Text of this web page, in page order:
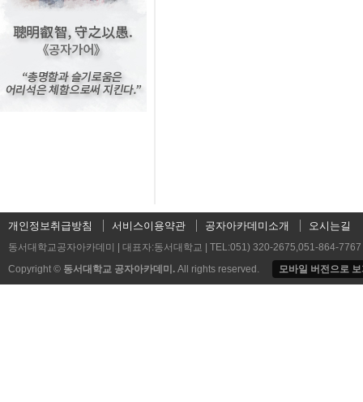
개인정보취급방침 서비스이용약관 공자아카데미소개 오시는길
동서대학교공자아카데미 | 대표자:동서대학교 | TEL:051) 320-2675,051-864-
Copyright © 동서대학교 공자아카데미 . All rights reserved. 모바일 버전으로